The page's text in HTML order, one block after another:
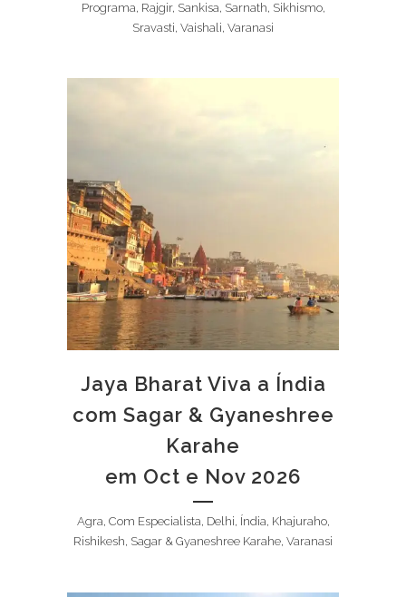
Programa, Rajgir, Sankisa, Sarnath, Sikhismo,
Sravasti, Vaishali, Varanasi
Jaya Bharat Viva a Índia
com Sagar & Gyaneshree
Karahe
em Oct e Nov 2026
Agra, Com Especialista, Delhi, Índia, Khajuraho,
Rishikesh, Sagar & Gyaneshree Karahe, Varanasi